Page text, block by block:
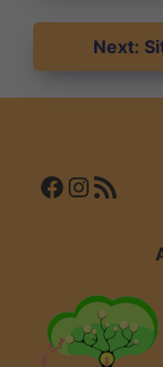
de
l’article
Next:
Facebook InstagramFlux RSS